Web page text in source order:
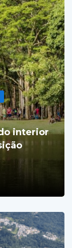
interior